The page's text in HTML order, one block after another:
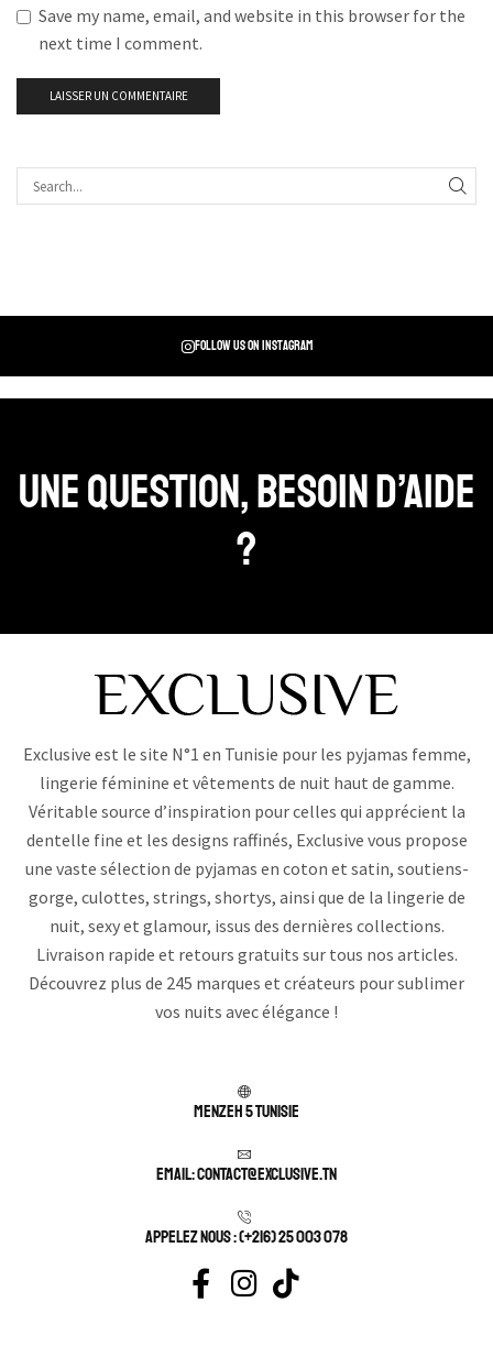
Save my name, email, and website in this browser for the
next time I comment.
Follow us on instagram
Une question, Besoin d’aide
?
Exclusive est le site N°1 en Tunisie pour les pyjamas femme,
lingerie féminine et vêtements de nuit haut de gamme.
Véritable source d’inspiration pour celles qui apprécient la
dentelle fine et les designs raffinés, Exclusive vous propose
une vaste sélection de pyjamas en coton et satin, soutiens-
gorge, culottes, strings, shortys, ainsi que de la lingerie de
nuit, sexy et glamour, issus des dernières collections.
Livraison rapide et retours gratuits sur tous nos articles.
Découvrez plus de 245 marques et créateurs pour sublimer
vos nuits avec élégance !
Menzeh 5 TUNISIE
Email: contact@exclusive.tn
APPELEZ NOUS : (+216) 25 003 078